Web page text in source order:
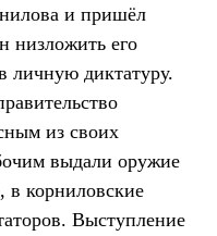
и пришёл
низложить его
личную диктатуру.
из своих
выдали оружие
в корниловские
Выступление